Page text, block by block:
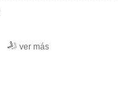
ver más